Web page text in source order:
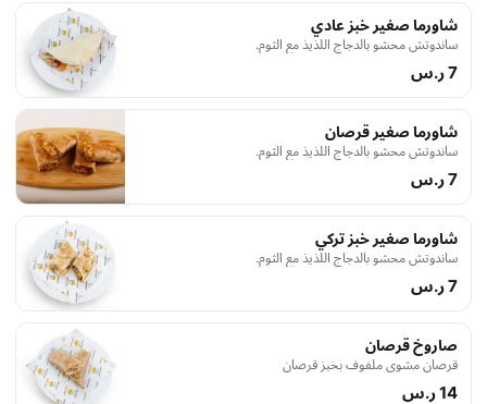
شاورما صغير خبز عادي
ساندوتش محشو بالدجاج اللذيذ مع الثوم.
7 ر.س
شاورما صغير قرصان
ساندوتش محشو بالدجاج اللذيذ مع الثوم.
7 ر.س
شاورما صغير خبز تركي
ساندوتش محشو بالدجاج اللذيذ مع الثوم.
7 ر.س
صاروخ قرصان
قرصان مشوي ملفوف بخبز قرصان
14 ر.س